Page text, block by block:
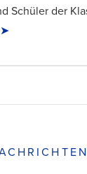
VIEW POST
Schüler der
➤